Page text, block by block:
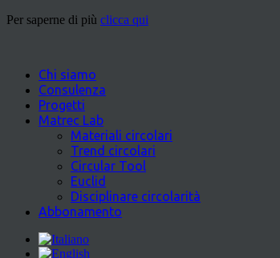
Per saperne di più clicca qui
Chi siamo
Consulenza
Progetti
Matrec Lab
Materiali circolari
Trend circolari
Circular Tool
Euclid
Disciplinare circolarità
Abbonamento